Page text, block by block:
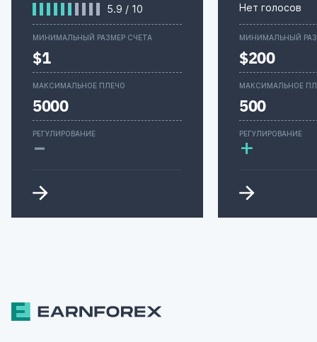
5.9 / 10
МИНИМАЛЬНЫЙ РАЗМЕР СЧЕТА
$1
МАКСИМАЛЬНОЕ ПЛЕЧО
5000
РЕГУЛИРОВАНИЕ
-
Нет голосов
МИНИМАЛЬНЫЙ
$200
МАКСИМАЛЬНОЕ
500
РЕГУЛИРОВАНИЕ
+